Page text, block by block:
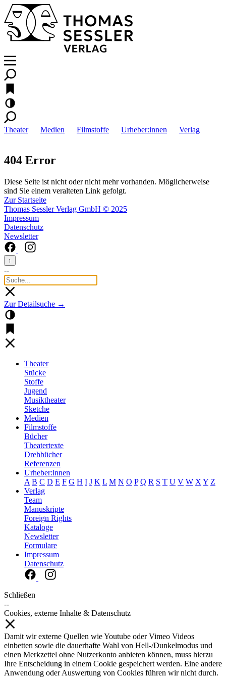
Theater Medien Filmstoffe Urheber:innen Verlag
404 Error
Diese Seite ist nicht oder nicht mehr vorhanden. Möglicherweise
sind Sie einem veralteten Link gefolgt.
Zur Startseite
Thomas Sessler Verlag GmbH © 2025
Impressum
Datenschutz
Newsletter
↑
--
Zur Detailsuche →
Theater
Stücke
Stoffe
Jugend
Musiktheater
Sketche
Medien
Filmstoffe
Bücher
Theatertexte
Drehbücher
Referenzen
Urheber:innen
A B C D E F G H I J K L M N O P Q R S T U V W X Y Z
Verlag
Team
Manuskripte
Foreign Rights
Kataloge
Newsletter
Formulare
Impressum
Datenschutz
Schließen
--
Cookies, externe Inhalte & Datenschutz
Damit wir externe Quellen wie Youtube oder Vimeo Videos
einbetten sowie die dauerhafte Wahl von Hell-/Dunkelmodus und
einen Merkzettel ohne Nutzerkonto anbieten können, muss hierzu
Ihre Entscheidung in einem Cookie gespeichert werden. Eine andere
Anwendung oder Auswertung von Cookies führen wir nicht durch.